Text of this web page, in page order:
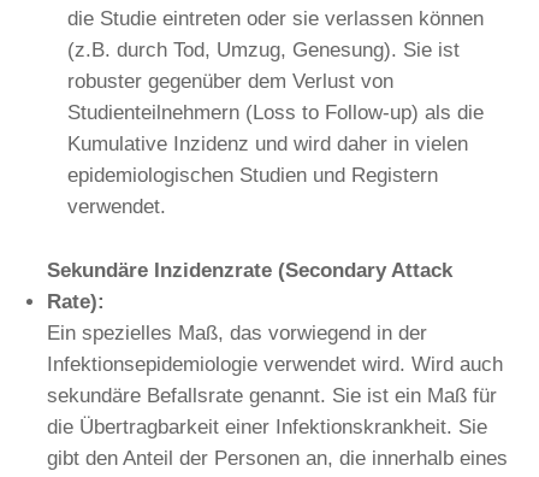
die Studie eintreten oder sie verlassen können
(z.B. durch Tod, Umzug, Genesung). Sie ist
robuster gegenüber dem Verlust von
Studienteilnehmern (Loss to Follow-up) als die
Kumulative Inzidenz und wird daher in vielen
epidemiologischen Studien und Registern
verwendet.
Sekundäre Inzidenzrate (Secondary Attack
Rate):
Ein spezielles Maß, das vorwiegend in der
Infektionsepidemiologie verwendet wird. Wird auch
sekundäre Befallsrate genannt. Sie ist ein Maß für
die Übertragbarkeit einer Infektionskrankheit. Sie
gibt den Anteil der Personen an, die innerhalb eines